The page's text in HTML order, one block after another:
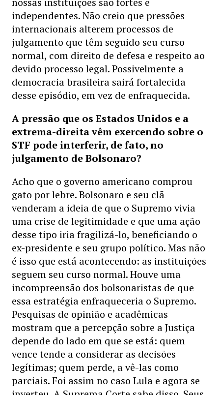
independentes. Não creio que pressões
internacionais alterem processos de
julgamento que têm seguido seu curso
normal, com direito de defesa e respeito ao
devido processo legal. Possivelmente a
democracia brasileira sairá fortalecida
desse episódio, em vez de enfraquecida.
A pressão que os Estados Unidos e a
extrema-direita vêm exercendo sobre o
STF pode interferir, de fato, no
julgamento de Bolsonaro?
Acho que o governo americano comprou
gato por lebre. Bolsonaro e seu clã
venderam a ideia de que o Supremo vivia
uma crise de legitimidade e que uma ação
desse tipo iria fragilizá-lo, beneficiando o
ex-presidente e seu grupo político. Mas não
é isso que está acontecendo: as instituições
seguem seu curso normal. Houve uma
incompreensão dos bolsonaristas de que
essa estratégia enfraqueceria o Supremo.
Pesquisas de opinião e acadêmicas
mostram que a percepção sobre a Justiça
depende do lado em que se está: quem
vence tende a considerar as decisões
legítimas; quem perde, a vê-las como
parciais. Foi assim no caso Lula e agora se